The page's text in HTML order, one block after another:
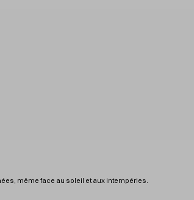
même face au soleil et aux intempéries.